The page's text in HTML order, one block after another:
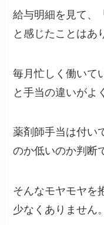
給与明細を見て、
と感じたことはあ
毎月忙しく働いて
と手当の違いがよ
薬剤師手当は付い
のか低いのか判断
そんなモヤモヤを
少なくありません。